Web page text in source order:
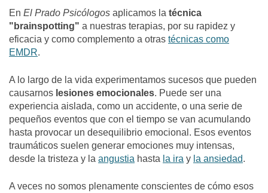
En El Prado Psicólogos aplicamos la técnica
"brainspotting" a nuestras terapias, por su rapidez y
eficacia y como complemento a otras técnicas como
EMDR.
A lo largo de la vida experimentamos sucesos que pueden
causarnos lesiones emocionales. Puede ser una
experiencia aislada, como un accidente, o una serie de
pequeños eventos que con el tiempo se van acumulando
hasta provocar un desequilibrio emocional. Esos eventos
traumáticos suelen generar emociones muy intensas,
desde la tristeza y la angustia hasta la ira y la ansiedad.
A veces no somos plenamente conscientes de cómo esos